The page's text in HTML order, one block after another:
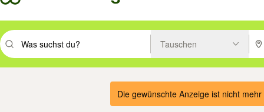
Suchbegriff eingeben. Eingabetaste drücken um zu suchen, oder
Tauschen
Die gewünschte Anzeige ist nicht